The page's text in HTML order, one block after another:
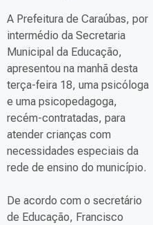
A Prefeitura de Caraúbas, por
intermédio da Secretaria
Municipal da Educação,
apresentou na manhã desta
terça-feira 18, uma psicóloga
e uma psicopedagoga,
recém-contratadas, para
atender crianças com
necessidades especiais da
rede de ensino do município.
De acordo com o secretário
de Educação, Francisco